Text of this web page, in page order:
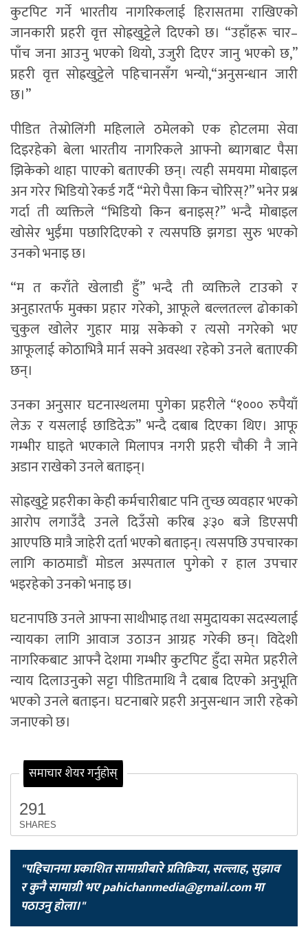
कुटपिट गर्ने भारतीय नागरिकलाई हिरासतमा राखिएको
जानकारी प्रहरी वृत्त सोह्रखुट्टेले दिएको छ। “उहाँहरू चार–
पाँच जना आउनु भएको थियो, उजुरी दिएर जानु भएको छ,”
प्रहरी वृत्त सोह्रखुट्टेले पहिचानसँग भन्यो,“अनुसन्धान जारी
छ।”
पीडित तेस्रोलिंगी महिलाले ठमेलको एक हाेटलमा सेवा
दिइरहेको बेला भारतीय नागरिकले आफ्नो ब्यागबाट पैसा
झिकेको थाहा पाएको बताएकी छन्। त्यही समयमा मोबाइल
अन गरेर भिडियो रेकर्ड गर्दै “मेरो पैसा किन चोरिस्?” भनेर प्रश्न
गर्दा ती व्यक्तिले “भिडियो किन बनाइस्?” भन्दै मोबाइल
खोसेर भुईँमा पछारिदिएको र त्यसपछि झगडा सुरु भएको
उनको भनाइ छ।
“म त कराँते खेलाडी हुँ” भन्दै ती व्यक्तिले टाउको र
अनुहारतर्फ मुक्का प्रहार गरेको, आफूले बल्लतल्ल ढोकाको
चुकुल खोलेर गुहार माग्न सकेको र त्यसो नगरेको भए
आफूलाई कोठाभित्रै मार्न सक्ने अवस्था रहेको उनले बताएकी
छन्।
उनका अनुसार घटनास्थलमा पुगेका प्रहरीले “१००० रुपैयाँ
लेऊ र यसलाई छाडिदेऊ” भन्दै दबाब दिएका थिए। आफू
गम्भीर घाइते भएकाले मिलापत्र नगरी प्रहरी चौकी नै जाने
अडान राखेको उनले बताइन्।
सोह्रखुट्टे प्रहरीका केही कर्मचारीबाट पनि तुच्छ व्यवहार भएको
आरोप लगाउँदै उनले दिउँसो करिब ३ः३० बजे डिएसपी
आएपछि मात्रै जाहेरी दर्ता भएको बताइन्। त्यसपछि उपचारका
लागि काठमाडौं मोडल अस्पताल पुगेको र हाल उपचार
भइरहेको उनको भनाइ छ।
घटनापछि उनले आफ्ना साथीभाइ तथा समुदायका सदस्यलाई
न्यायका लागि आवाज उठाउन आग्रह गरेकी छन्। विदेशी
नागरिकबाट आफ्नै देशमा गम्भीर कुटपिट हुँदा समेत प्रहरीले
न्याय दिलाउनुको सट्टा पीडितमाथि नै दबाब दिएको अनुभूति
भएको उनले बताइन। घटनाबारे प्रहरी अनुसन्धान जारी रहेको
जनाएको छ।
समाचार शेयर गर्नुहोस्
291
SHARES
"पहिचानमा प्रकाशित सामाग्रीबारे प्रतिक्रिया, सल्लाह, सुझाव
र कुनै सामाग्री भएpahichanmedia@gmail.comमा
पठाउनु होला।"